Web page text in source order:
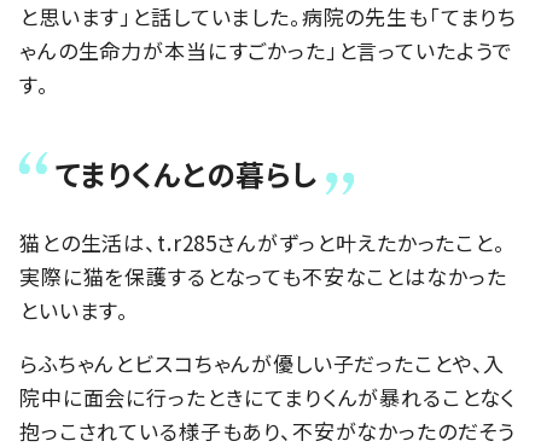
と思います」と話していました。病院の先生も「てまりち
ゃんの生命力が本当にすごかった」と言っていたようで
す。
てまりくんとの暮らし
猫との生活は、t.r285さんがずっと叶えたかったこと。
実際に猫を保護するとなっても不安なことはなかった
といいます。
らふちゃんとビスコちゃんが優しい子だったことや、入
院中に面会に行ったときにてまりくんが暴れることなく
抱っこされている様子もあり、不安がなかったのだそう